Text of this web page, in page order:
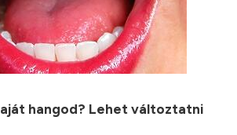
hangod? Lehet változtatni